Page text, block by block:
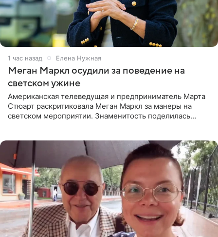
1 час назад Елена Нужная
Меган Маркл осудили за поведение на
светском ужине
Американская телеведущая и предприниматель Марта
Стюарт раскритиковала Меган Маркл за манеры на
светском мероприятии. Знаменитость поделилась